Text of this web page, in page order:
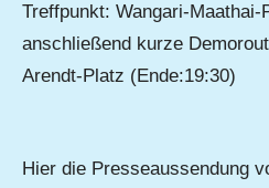
Treffpunkt: Wangari-
anschließend kurze
Arendt-Platz (Ende:19:30)
Hier die Presseaussendung